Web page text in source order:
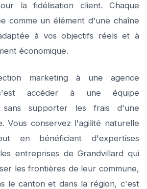
la fidélisation client. Chaque
comme un élément d'une chaîne
à vos objectifs réels et à
économique.
marketing à une agence
accéder à une équipe
sans supporter les frais d'une
Vous conservez l'agilité naturelle
en bénéficiant d'expertises
entreprises de Grandvillard qui
les frontières de leur commune,
le canton et dans la région, c'est